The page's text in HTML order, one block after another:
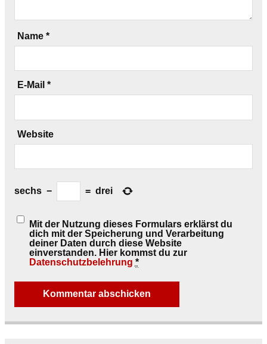
Name *
E-Mail *
Website
sechs − = drei
Mit der Nutzung dieses Formulars erklärst du
dich mit der Speicherung und Verarbeitung
deiner Daten durch diese Website
einverstanden. Hier kommst du zur
Datenschutzbelehrung *